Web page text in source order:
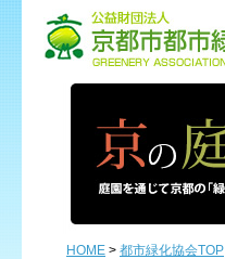
HOME > 都市緑化協会TOP